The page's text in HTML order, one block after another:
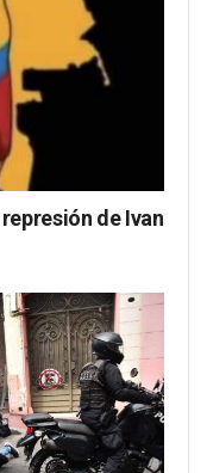
de Ivan